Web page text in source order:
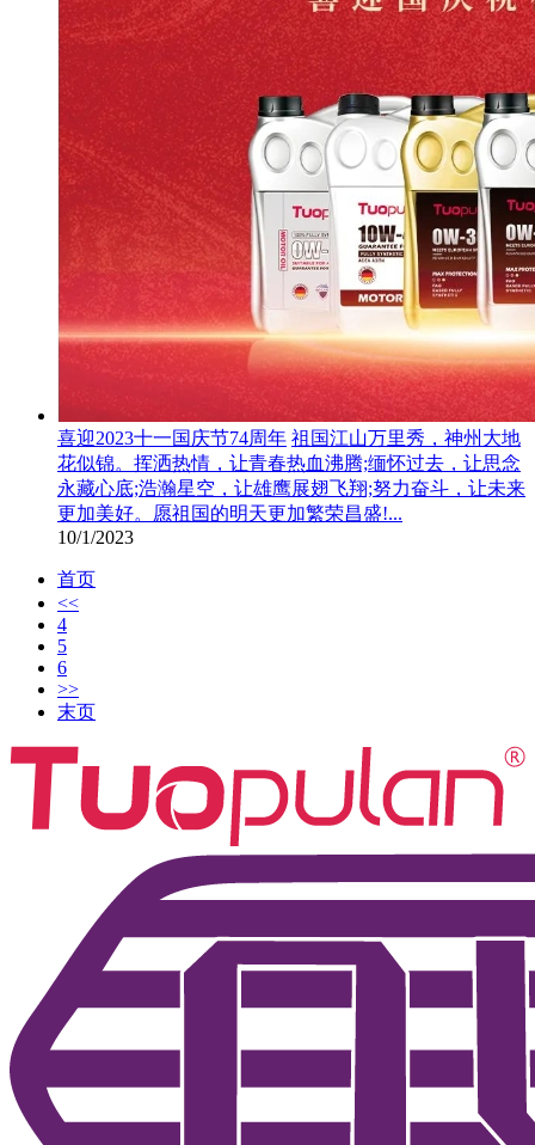
喜迎2023十一国庆节74周年 祖国江山万里秀，神州大地
花似锦。挥洒热情，让青春热血沸腾;缅怀过去，让思念
永藏心底;浩瀚星空，让雄鹰展翅飞翔;努力奋斗，让未来
更加美好。愿祖国的明天更加繁荣昌盛!...
10/1/2023
首页
<<
4
5
6
>>
末页